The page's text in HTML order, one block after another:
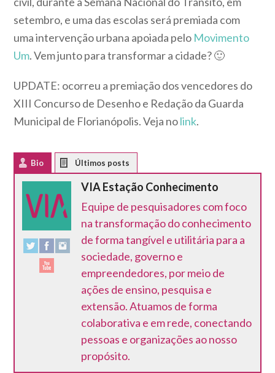
setembro, e uma das escolas será premiada com
uma intervenção urbana apoiada pelo Movimento
Um. Vem junto para transformar a cidade? 🙂
UPDATE: ocorreu a premiação dos vencedores do
XIII Concurso de Desenho e Redação da Guarda
Municipal de Florianópolis. Veja nolink.
Bio
VIA Estação Conhecimento
Equipe de pesquisadores com foco
na transformação do conhecimento
de forma tangível e utilitária para a
sociedade, governo e
empreendedores, por meio de
ações de ensino, pesquisa e
extensão. Atuamos de forma
colaborativa e em rede, conectando
pessoas e organizações ao nosso
propósito.